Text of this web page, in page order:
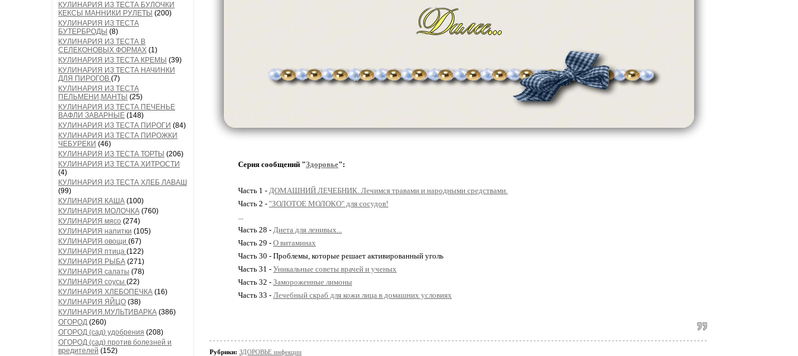
КУЛИНАРИЯ ИЗ ТЕСТА БУЛОЧКИ
КЕКСЫ МАННИКИ РУЛЕТЫ (200)
КУЛИНАРИЯ ИЗ ТЕСТА
БУТЕРБРОДЫ (8)
КУЛИНАРИЯ ИЗ ТЕСТА В
СЕЛЕКОНОВЫХ ФОРМАХ (1)
КУЛИНАРИЯ ИЗ ТЕСТА КРЕМЫ (39)
КУЛИНАРИЯ ИЗ ТЕСТА НАЧИНКИ
ДЛЯ ПИРОГОВ (7)
КУЛИНАРИЯ ИЗ ТЕСТА
ПЕЛЬМЕНИ,МАНТЫ (25)
КУЛИНАРИЯ ИЗ ТЕСТА ПЕЧЕНЬЕ
ВАФЛИ ЗАВАРНЫЕ (148)
КУЛИНАРИЯ ИЗ ТЕСТА ПИРОГИ (84)
КУЛИНАРИЯ ИЗ ТЕСТА ПИРОЖКИ
ЧЕБУРЕКИ (46)
КУЛИНАРИЯ ИЗ ТЕСТА ТОРТЫ (206)
КУЛИНАРИЯ ИЗ ТЕСТА ХИТРОСТИ
(4)
КУЛИНАРИЯ ИЗ ТЕСТА ХЛЕБ ЛАВАШ
(99)
КУЛИНАРИЯ КАША (100)
КУЛИНАРИЯ МОЛОЧКА (760)
КУЛИНАРИЯ мясо (274)
КУЛИНАРИЯ напитки (105)
КУЛИНАРИЯ овощи (67)
КУЛИНАРИЯ птица (122)
КУЛИНАРИЯ РЫБА (271)
КУЛИНАРИЯ салаты (78)
КУЛИНАРИЯ соусы (22)
КУЛИНАРИЯ ХЛЕБОПЕЧКА (16)
КУЛИНАРИЯ ЯЙЦО (38)
КУЛИНАРИЯ.МУЛЬТИВАРКА (386)
ОГОРОД (260)
ОГОРОД (сад) удобрения (208)
ОГОРОД (сад) против болезней и
вредителей (152)
Серия сообщений "Здоровье":
Часть 1 - ДОМАШНИЙ ЛЕЧЕБНИК. Лечимся травами и народными средствами.
Часть 2 - "ЗОЛОТОЕ МОЛОКО" для сосудов!
...
Часть 28 - Диета для ленивых...
Часть 29 - О витаминах
Часть 30 - Проблемы, которые решает активированный уголь
Часть 31 - Уникальные советы врачей и ученых
Часть 32 - Замороженные лимоны
Часть 33 - Лечебный скраб для кожи лица в домашних условиях
Рубрики: ЗДОРОВЬЕ инфекции